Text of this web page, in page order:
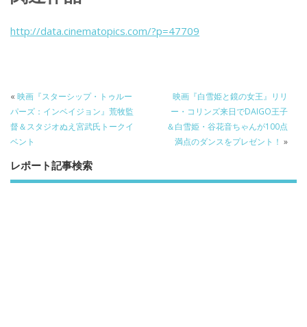
b
k
er a
http://data.cinematopics.com/?p=47709
« 映画『スターシップ・トゥルー
パーズ：インベイジョン』荒牧監
督＆スタジオぬえ宮武氏トークイ
ベント
映画『白雪姫と鏡の女王』リリ
ー・コリンズ来日でDAIGO王子
＆白雪姫・谷花音ちゃんが100点
満点のダンスをプレゼント！ »
レポート記事検索